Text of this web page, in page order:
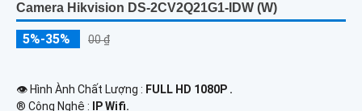
Camera Hikvision DS-2CV2Q21G1-IDW (W)
5%-35% 00 ₫
👁 Hình Ành Chất Lượng : FULL HD 1080P .
®️ Công Nghệ :
IP Wifi.